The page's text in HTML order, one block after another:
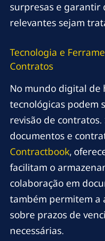
surpresas e garantir
relevantes sejam
Tecnologia e
Contratos
No mundo digital de
tecnológicas podem
revisão de
documentos e
Contractbook,
facilitam o
colaboração em
também permitem a
sobre prazos de
necessárias.